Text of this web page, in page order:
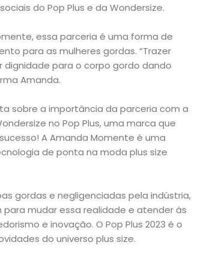
do Pop Plus e da Wondersize.
essa parceria é uma forma de
para as mulheres gordas. “Trazer
dignidade para o corpo gordo dando
Amanda.
sobre a importância da parceria com a
no Pop Plus, uma marca que
A Amanda Momente é uma
de ponta na moda plus size
gordas e negligenciadas pela indústria,
para mudar essa realidade e atender às
e inovação. O Pop Plus 2023 é o
do universo plus size.